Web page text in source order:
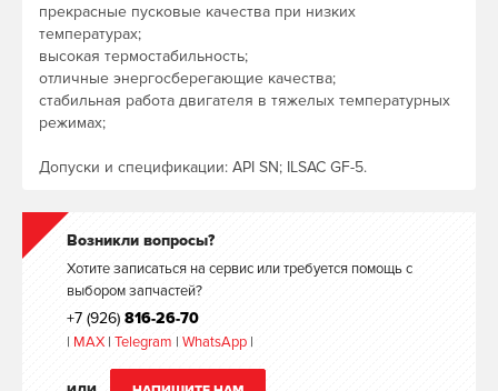
прекрасные пусковые качества при низких
температурах;
высокая термостабильность;
отличные энергосберегающие качества;
стабильная работа двигателя в тяжелых температурных
режимах;
Допуски и спецификации: API SN; ILSAC GF-5.
Возникли вопросы?
Хотите записаться на сервис или требуется помощь с
выбором запчастей?
+7 (926) 816-26-70
| MAX | Telegram | WhatsApp |